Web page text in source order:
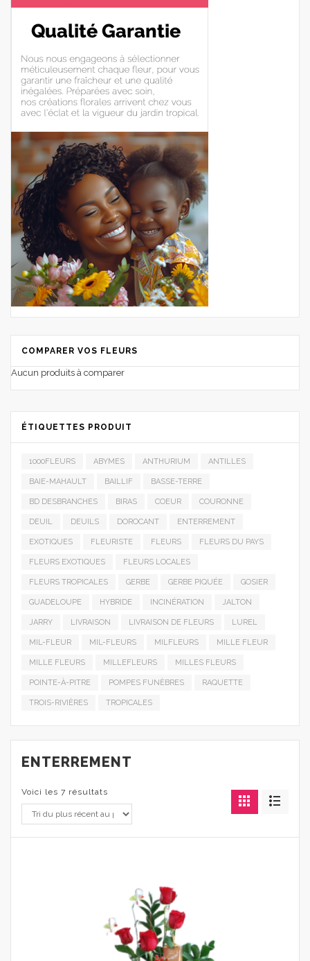
COMPARER VOS FLEURS
Aucun produits à comparer
ÉTIQUETTES PRODUIT
1000FLEURS ABYMES ANTHURIUM ANTILLES
BAIE-MAHAULT BAILLIF BASSE-TERRE
BD DESBRANCHES BIRAS COEUR COURONNE
DEUIL DEUILS DOROCANT ENTERREMENT
EXOTIQUES FLEURISTE FLEURS FLEURS DU PAYS
FLEURS EXOTIQUES FLEURS LOCALES
FLEURS TROPICALES GERBE GERBE PIQUÉE GOSIER
GUADELOUPE HYBRIDE INCINÉRATION JALTON
JARRY LIVRAISON LIVRAISON DE FLEURS LUREL
MIL-FLEUR MIL-FLEURS MILFLEURS MILLE FLEUR
MILLE FLEURS MILLEFLEURS MILLES FLEURS
POINTE-À-PITRE POMPES FUNÈBRES RAQUETTE
TROIS-RIVIÈRES TROPICALES
ENTERREMENT
Voici les 7 résultats